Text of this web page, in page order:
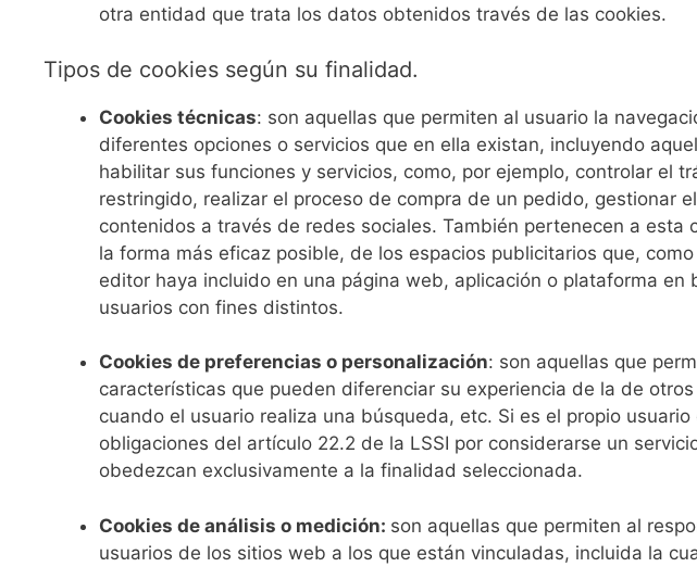
otra entidad que trata los datos obtenidos través de las cookies.
Tipos de cookies según su finalidad.
Cookies técnicas: son aquellas que permiten al usuario la
diferentes opciones o servicios que en ella existan, incluyendo
habilitar sus funciones y servicios, como, por ejemplo, controlar el
restringido, realizar el proceso de compra de un pedido, gestionar
contenidos a través de redes sociales. También pertenecen a
la forma más eficaz posible, de los espacios publicitarios que,
editor haya incluido en una página web, aplicación o plataforma
usuarios con fines distintos.
Cookies de preferencias o personalización: son aquellas que
características que pueden diferenciar su experiencia de la de
cuando el usuario realiza una búsqueda, etc. Si es el propio
obligaciones del artículo 22.2 de la LSSI por considerarse un
obedezcan exclusivamente a la finalidad seleccionada.
Cookies de análisis o medición: son aquellas que permiten al
usuarios de los sitios web a los que están vinculadas, incluida la